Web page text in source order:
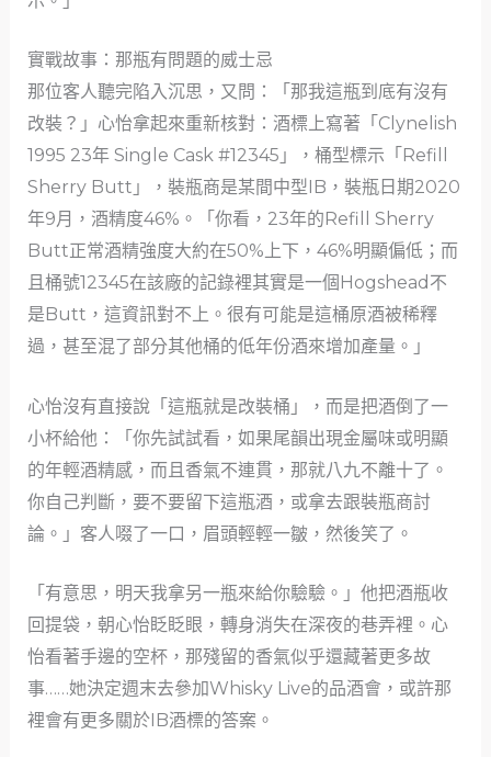
實戰故事：那瓶有問題的威士忌
那位客人聽完陷入沉思，又問：「那我這瓶到底有沒有
改裝？」心怡拿起來重新核對：酒標上寫著「Clynelish
1995 23年 Single Cask #12345」，桶型標示「Refill
Sherry Butt」，裝瓶商是某間中型IB，裝瓶日期2020
年9月，酒精度46%。「你看，23年的Refill Sherry
Butt正常酒精強度大約在50%上下，46%明顯偏低；而
且桶號12345在該廠的記錄裡其實是一個Hogshead不
是Butt，這資訊對不上。很有可能是這桶原酒被稀釋
過，甚至混了部分其他桶的低年份酒來增加產量。」
心怡沒有直接說「這瓶就是改裝桶」，而是把酒倒了一
小杯給他：「你先試試看，如果尾韻出現金屬味或明顯
的年輕酒精感，而且香氣不連貫，那就八九不離十了。
你自己判斷，要不要留下這瓶酒，或拿去跟裝瓶商討
論。」客人啜了一口，眉頭輕輕一皺，然後笑了。
「有意思，明天我拿另一瓶來給你驗驗。」他把酒瓶收
回提袋，朝心怡眨眨眼，轉身消失在深夜的巷弄裡。心
怡看著手邊的空杯，那殘留的香氣似乎還藏著更多故
事……她決定週末去參加Whisky Live的品酒會，或許那
裡會有更多關於IB酒標的答案。